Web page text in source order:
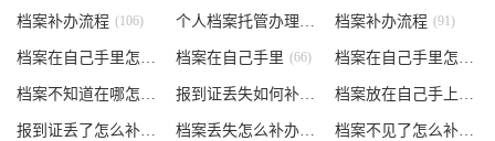
档案补办流程 (106) 个人档案托管办理流程 (102)
档案补办流程 (91)
档案在自己手里怎么办 (85)
档案在自己手里 (66) 档案在自己手里怎么处理
档案不知道在哪怎么办 (62) 报到证丢失如何补办 (54) 档案放在自己手上
报到证丢了怎么补办 (52) 档案丢失怎么补办 档案不见了怎么补办